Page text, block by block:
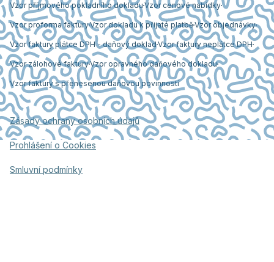
Vzor příjmového pokladního dokladu Vzor cenové nabídky
Vzor proforma fakturyVzor dokladu k přijaté platběVzor objednávky
Vzor faktury plátce DPH - daňový dokladVzor faktury neplátce DPH
Vzor zálohové fakturyVzor opravného daňového dokladu
Vzor faktury s přenesenou daňovou povinností
Zásady ochrany osobních údajů
Prohlášení o Cookies
Smluvní podmínky